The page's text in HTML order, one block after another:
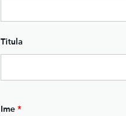
Titula
Ime *